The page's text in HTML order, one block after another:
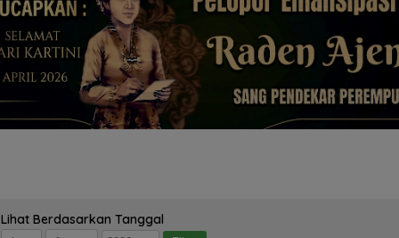
Lihat Berdasarkan Tanggal